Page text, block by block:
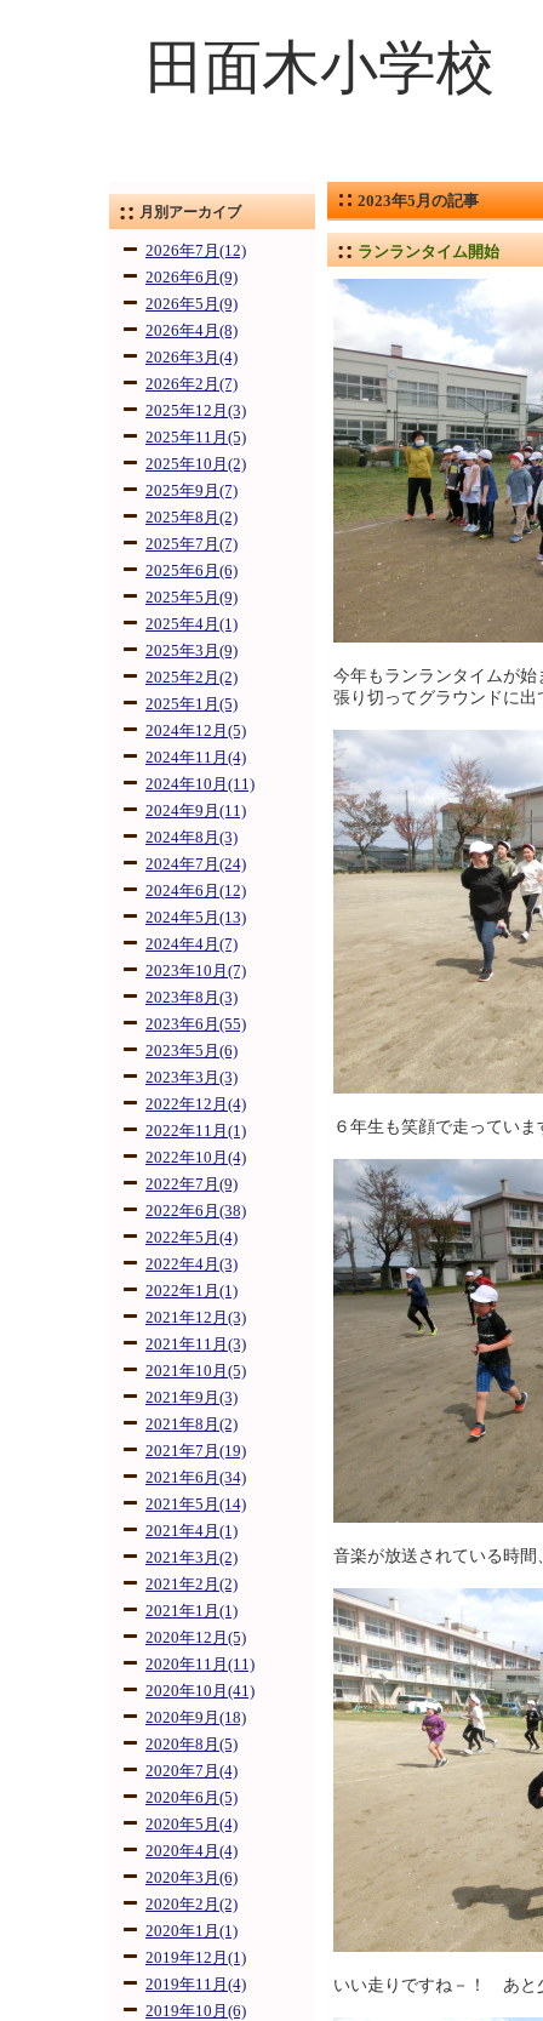
田面木小学校
月別アーカイブ
2026年7月(12)
2026年6月(9)
2026年5月(9)
2026年4月(8)
2026年3月(4)
2026年2月(7)
2025年12月(3)
2025年11月(5)
2025年10月(2)
2025年9月(7)
2025年8月(2)
2025年7月(7)
2025年6月(6)
2025年5月(9)
2025年4月(1)
2025年3月(9)
2025年2月(2)
2025年1月(5)
2024年12月(5)
2024年11月(4)
2024年10月(11)
2024年9月(11)
2024年8月(3)
2024年7月(24)
2024年6月(12)
2024年5月(13)
2024年4月(7)
2023年10月(7)
2023年8月(3)
2023年6月(55)
2023年5月(6)
2023年3月(3)
2022年12月(4)
2022年11月(1)
2022年10月(4)
2022年7月(9)
2022年6月(38)
2022年5月(4)
2022年4月(3)
2022年1月(1)
2021年12月(3)
2021年11月(3)
2021年10月(5)
2021年9月(3)
2021年8月(2)
2021年7月(19)
2021年6月(34)
2021年5月(14)
2021年4月(1)
2021年3月(2)
2021年2月(2)
2021年1月(1)
2020年12月(5)
2020年11月(11)
2020年10月(41)
2020年9月(18)
2020年8月(5)
2020年7月(4)
2020年6月(5)
2020年5月(4)
2020年4月(4)
2020年3月(6)
2020年2月(2)
2020年1月(1)
2019年12月(1)
2019年11月(4)
2019年10月(6)
2023年5月の記事
ランランタイム開始
今年もランランタイムが始
張り切ってグラウンドに
６年生も笑顔で走ってい
音楽が放送されている時
いい走りですね－！ あと